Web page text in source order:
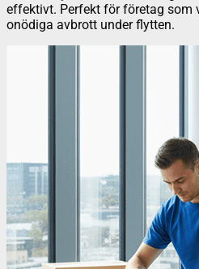
effektivt. Perfekt för företag som
onödiga avbrott under flytten.